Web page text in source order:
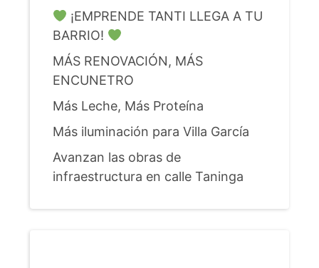
¡EMPRENDE TANTI LLEGA A TU
BARRIO!
MÁS RENOVACIÓN, MÁS
ENCUNETRO
Más Leche, Más Proteína
Más iluminación para Villa García
Avanzan las obras de
infraestructura en calle Taninga